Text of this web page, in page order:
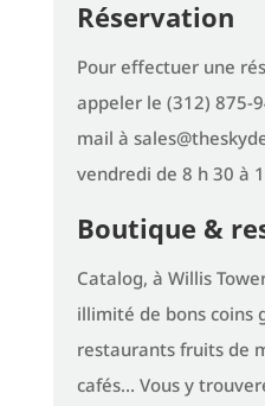
Réservation
Pour effectuer une
appeler le (312) 875-
mail à
vendredi de 8 h 30 à
Boutique &
Catalog, à Willis
illimité de bons coins
restaurants fruits de
cafés… Vous y